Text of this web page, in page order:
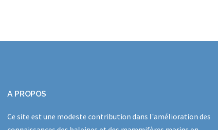
A PROPOS
Ce site est une modeste contribution dans l'amélioration des